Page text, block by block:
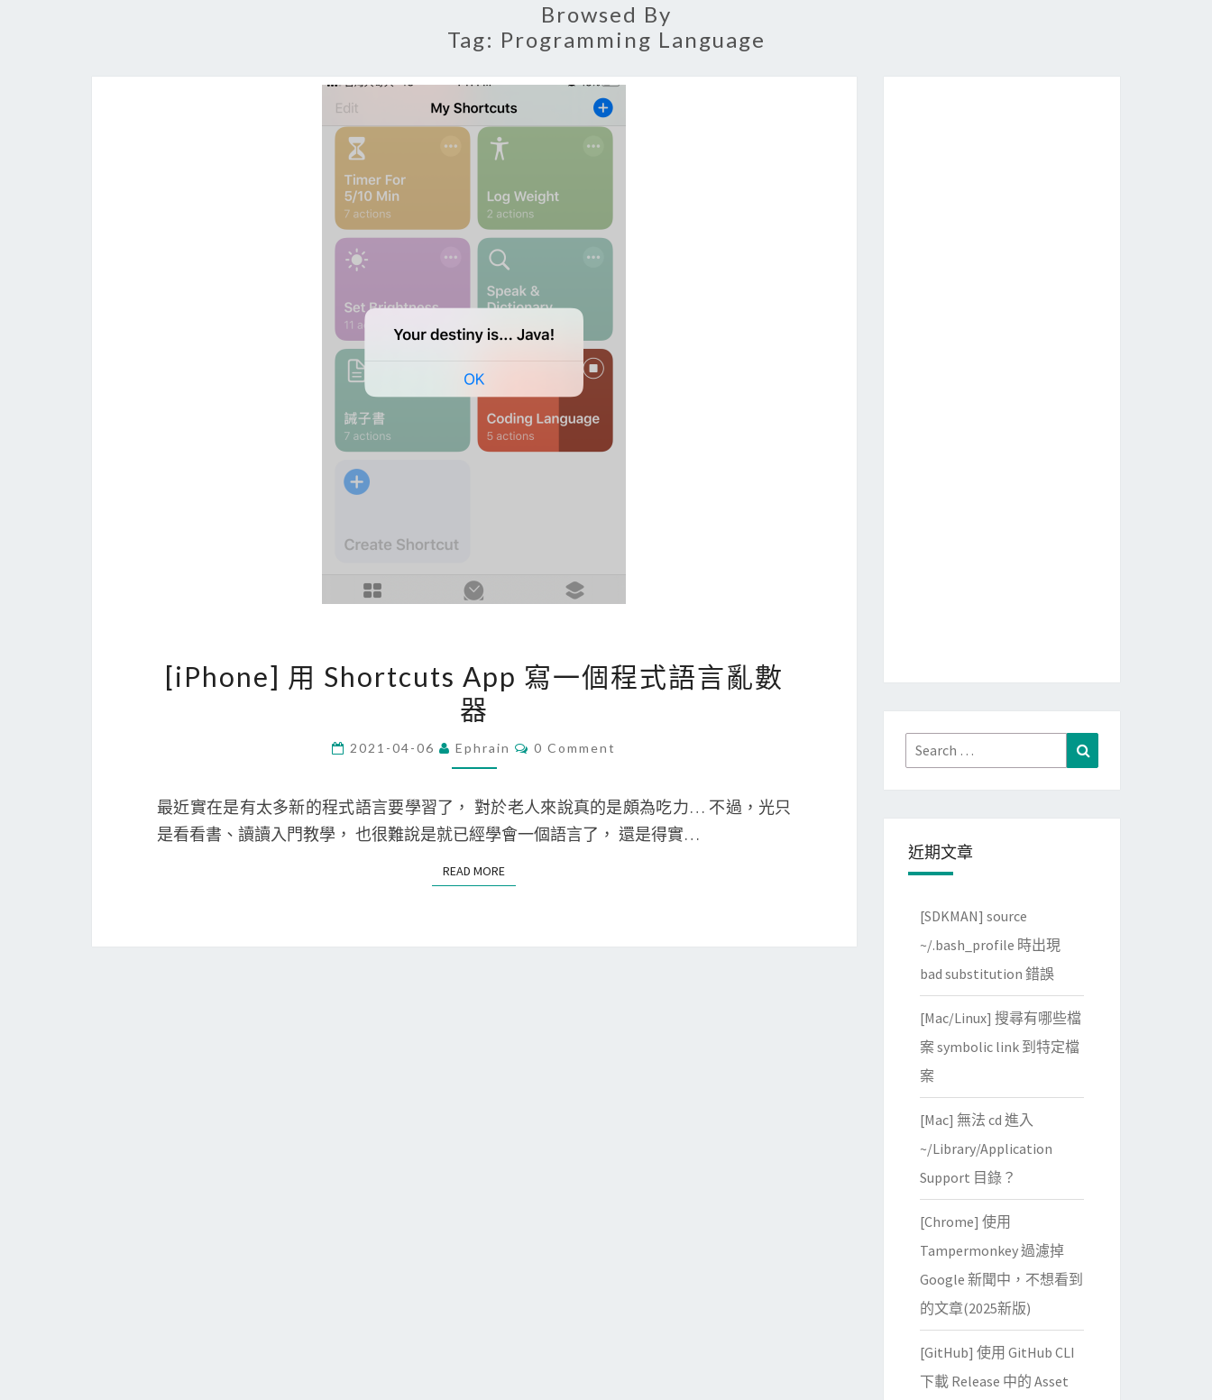
Browsed By
Tag: Programming Language
i
P
o
e
]
用
o
[iPhone] 用 Shortcuts App 寫一個程式語言亂數
器
2021-04-06 Ephrain
C
E
N
T
S
0 Comment
最近實在是有太多新的程式語言要學習了， 對於老人來說真的是頗為吃力… 不過，光只
是看看書、讀讀入門教學， 也很難說是就已經學會一個語言了， 還是得實…
READ MORE
Search
for:
近期文章
[SDKMAN] source
~/.bash_profile 時出現
bad substitution 錯誤
[Mac/Linux] 搜尋有哪些檔
案 symbolic link 到特定檔
案
[Mac] 無法 cd 進入
~/Library/Application
Support 目錄？
[Chrome] 使用
Tampermonkey 過濾掉
Google 新聞中，不想看到
的文章(2025新版)
[GitHub] 使用 GitHub CLI
下載 Release 中的 Asset